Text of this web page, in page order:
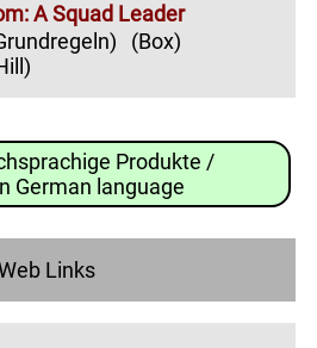
A Squad Leader
(Box)
Produkte /
German language
Links